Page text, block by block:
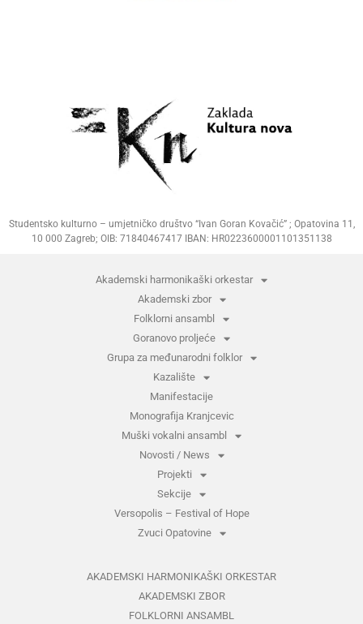
Studentsko kulturno – umjetničko društvo “Ivan Goran Kovačić” ; Opatovina 11,
10 000 Zagreb; OIB: 71840467417 IBAN: HR0223600001101351138
Akademski harmonikaški orkestar
Akademski zbor
Folklorni ansambl
Goranovo proljeće
Grupa za međunarodni folklor
Kazalište
Manifestacije
Monografija Kranjcevic
Muški vokalni ansambl
Novosti / News
Projekti
Sekcije
Versopolis – Festival of Hope
Zvuci Opatovine
AKADEMSKI HARMONIKAŠKI ORKESTAR
AKADEMSKI ZBOR
FOLKLORNI ANSAMBL